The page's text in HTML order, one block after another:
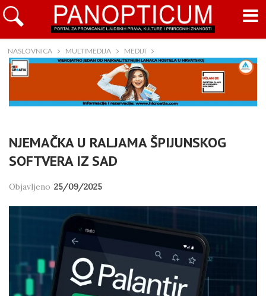
NASLOVNICA MULTIMEDIJA MEDIJI
NJEMAČKA U RALJAMA ŠPIJUNSKOG
SOFTVERA IZ SAD
Objavljeno 25/09/2025